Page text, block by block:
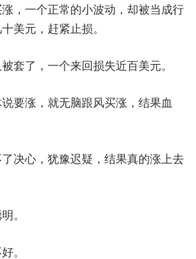
，一个正常的小波动，却被当成行
美元，赶紧止损。
套了，一个来回损失近百美元。
要涨，就无脑跟风买涨，结果血
决心，犹豫迟疑，结果真的涨上去
。
。